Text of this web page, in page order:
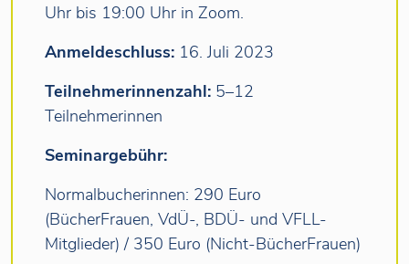
Uhr bis 19:00 Uhr in Zoom.
Anmeldeschluss: 16. Juli 2023
Teilnehmerinnenzahl: 5–12
Teilnehmerinnen
Seminargebühr:
Normalbucherinnen: 290 Euro
(BücherFrauen, VdÜ-, BDÜ- und VFLL-
Mitglieder) / 350 Euro (Nicht-BücherFrauen)